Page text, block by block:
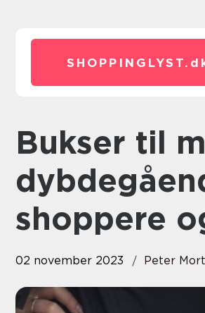
SHOPPINGLYST.
Bukser til mænd: En
shoppere
02 november 2023 Peter